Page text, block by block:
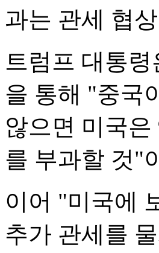
과는 관세 협
트럼프 대통
을 통해 "중국
않으면 미국
를 부과할 것"
이어 "미국에
추가 관세를